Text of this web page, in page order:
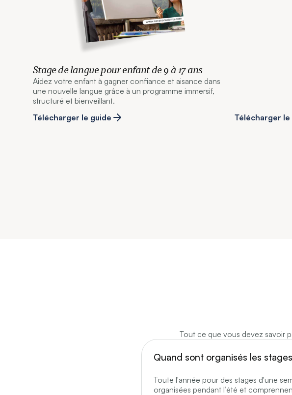
Stage de langue pour enfant de 9 à 17 ans
Aidez votre enfant à gagner confiance et aisance dans
une nouvelle langue grâce à un programme immersif,
structuré et bienveillant.
Télécharger le guide
Télécharger le
Tout ce que vous devez savoir
Quand sont organisés les
Toute l'année pour des stages d'une
organisées pendant l’été et